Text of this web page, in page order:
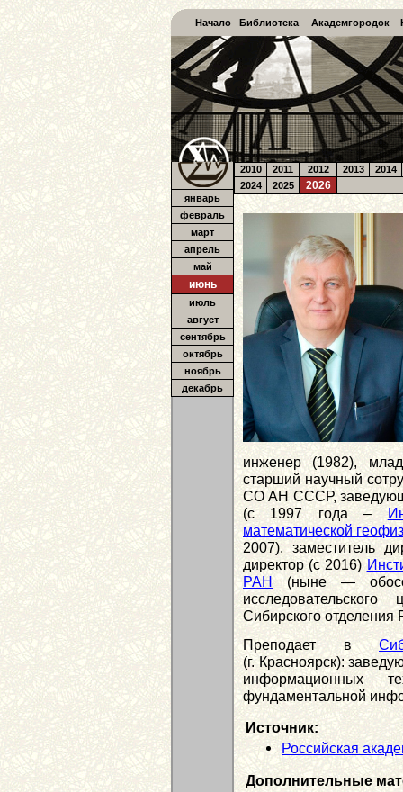
Начало Библиотека Академгородок
январь
февраль
март
апрель
май
июнь
июль
август
сентябрь
октябрь
ноябрь
декабрь
2010 2011 2012 2013
2014
2024
2025 2026
инженер (1982),
старший научный
СО АН СССР,
(с 1997 года –
математической
2007), заместитель
директор (с 2016)
РАН (ныне —
Сибирского
Преподает в
(г. Красноярск):
информационных
фундаментальной
Источник:
Российская
Дополнительные